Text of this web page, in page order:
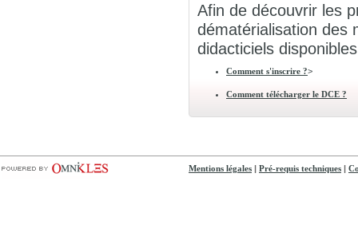
Afin de découvrir les
dématérialisation des
didacticiels
Comment s'inscrire ?>
Comment télécharger le DCE ?
Mentions légales Pré-requis techniques